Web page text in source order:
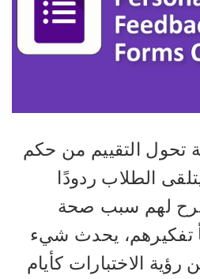
التقييم من حكم
الطلاب ردودًا
لهم سبب صحة
يحدث شيء
الاختبارات كأيام